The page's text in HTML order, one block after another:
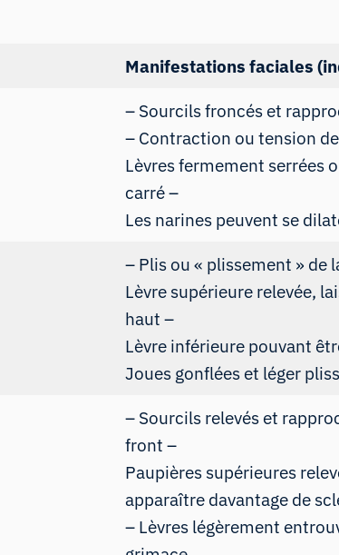
Manifestations faciales
– Sourcils froncés et
– Contraction ou tension
Lèvres fermement serrées
carré –
Les narines peuvent se
– Plis ou « plissement » de
Lèvre supérieure relevée,
haut –
Lèvre inférieure pouvant
Joues gonflées et léger
– Sourcils relevés et
front –
Paupières supérieures
apparaître davantage de
– Lèvres légèrement